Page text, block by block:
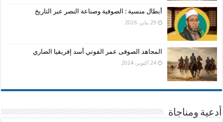
أبطال منسية : الصوفية وصناعة النصر عبر التاريخ
29 يناير، 2026
المجاهد الصوفى عمر الفوتي أسد إفريقيا الضاري
24 أكتوبر، 2024
أدعية ومناجاة